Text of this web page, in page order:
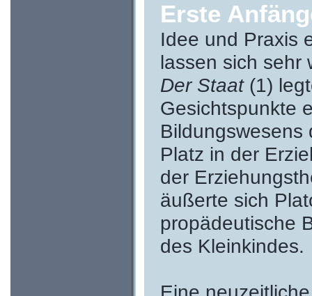
Erste
Idee und Praxis
lassen sich sehr
Der Staat (1)
Gesichtspunkte
Bildungswesens
Platz in der
der
äußerte sich
propädeutische
des Kleinkindes.